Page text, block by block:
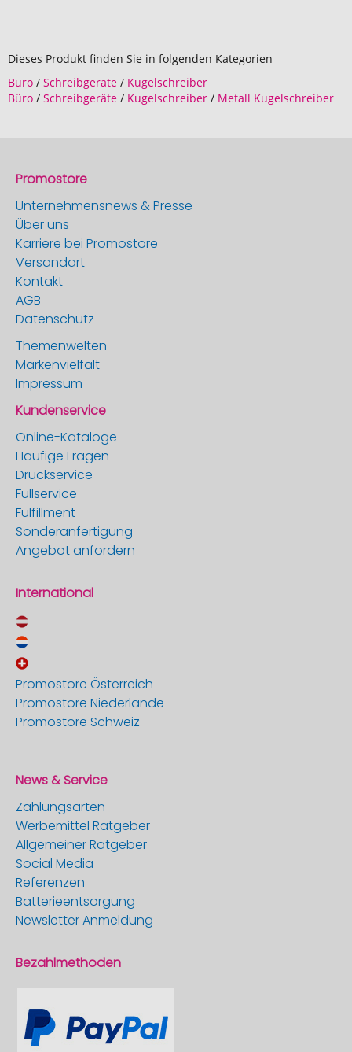
Dieses Produkt finden Sie in folgenden Kategorien
Büro / Schreibgeräte / Kugelschreiber
Büro / Schreibgeräte / Kugelschreiber / Metall Kugelschreiber
Promostore
Unternehmensnews & Presse
Über uns
Karriere bei Promostore
Versandart
Kontakt
AGB
Datenschutz
Themenwelten
Markenvielfalt
Impressum
Kundenservice
Online-Kataloge
Häufige Fragen
Druckservice
Fullservice
Fulfillment
Sonderanfertigung
Angebot anfordern
International
Promostore Österreich
Promostore Niederlande
Promostore Schweiz
News & Service
Zahlungsarten
Werbemittel Ratgeber
Allgemeiner Ratgeber
Social Media
Referenzen
Batterieentsorgung
Newsletter Anmeldung
Bezahlmethoden